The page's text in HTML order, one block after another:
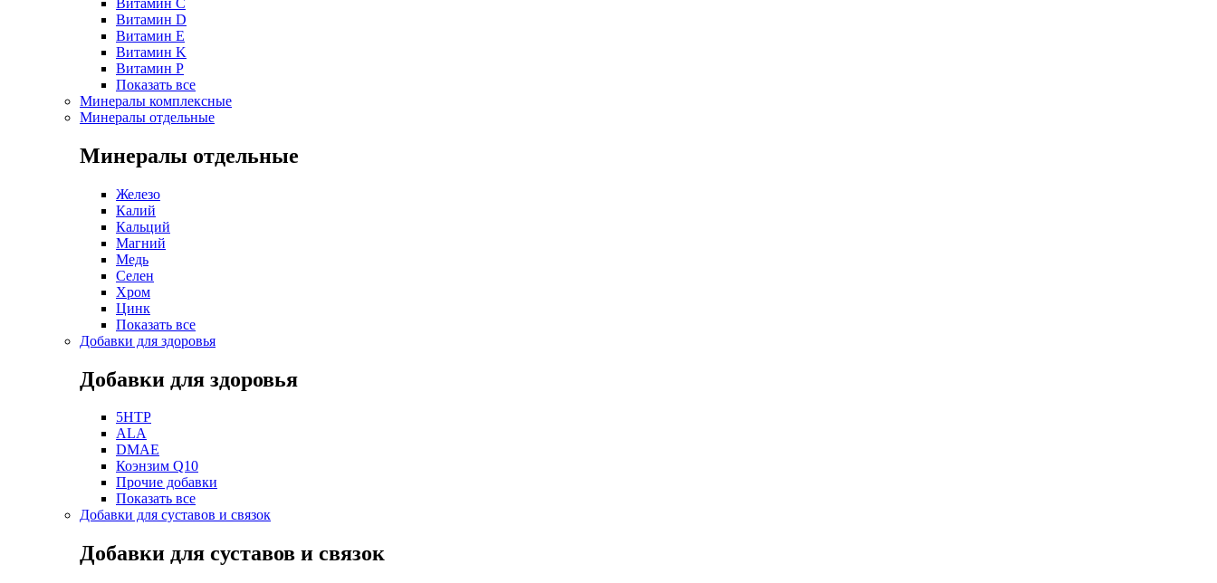
Витамин D
Витамин E
Витамин K
Витамин P
Показать все
Минералы комплексные
Минералы отдельные
Минералы отдельные
Железо
Калий
Кальций
Магний
Медь
Селен
Хром
Цинк
Показать все
Добавки для здоровья
Добавки для здоровья
5HTP
ALA
DMAE
Коэнзим Q10
Прочие добавки
Показать все
Добавки для суставов и связок
Добавки для суставов и связок